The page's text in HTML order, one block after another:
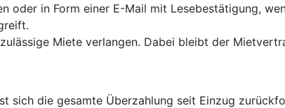
oder in Form einer E-Mail mit Lesebestätigung,
Miete verlangen. Dabei bleibt der
sich die gesamte Überzahlung seit Einzug